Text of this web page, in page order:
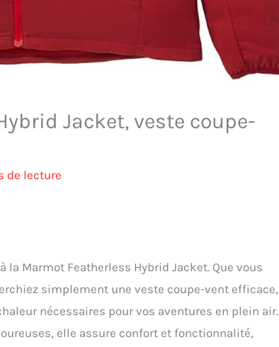
Jacket, veste coupe-
de lecture
Marmot Featherless Hybrid Jacket. Que vous
simplement une veste coupe-vent efficace,
nécessaires pour vos aventures en plein air.
elle assure confort et fonctionnalité,